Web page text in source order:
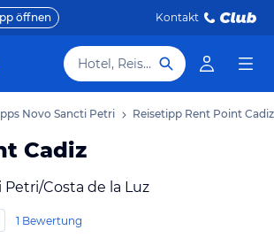
öffnen Kontakt
Hotel, Reiseziel
Novo Sancti Petri Reisetipp Rent Point Cadiz
Cadiz
Petri/Costa de la Luz
1 Bewertung